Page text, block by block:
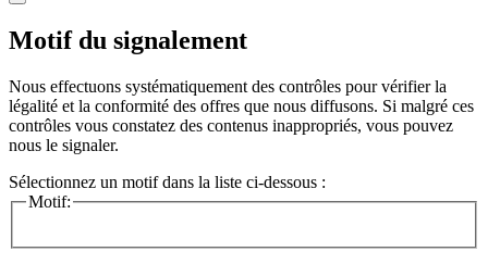
Motif du signalement
Nous effectuons systématiquement des contrôles pour vérifier la
légalité et la conformité des offres que nous diffusons. Si malgré ces
contrôles vous constatez des contenus inappropriés, vous pouvez
nous le signaler.
Sélectionnez un motif dans la liste ci-dessous :
Motif: